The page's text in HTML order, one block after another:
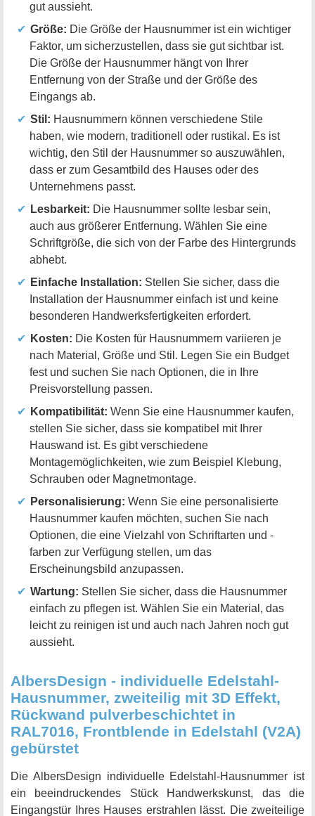
gut aussieht.
Größe: Die Größe der Hausnummer ist ein wichtiger
Faktor, um sicherzustellen, dass sie gut sichtbar ist.
Die Größe der Hausnummer hängt von Ihrer
Entfernung von der Straße und der Größe des
Eingangs ab.
Stil: Hausnummern können verschiedene Stile
haben, wie modern, traditionell oder rustikal. Es ist
wichtig, den Stil der Hausnummer so auszuwählen,
dass er zum Gesamtbild des Hauses oder des
Unternehmens passt.
Lesbarkeit: Die Hausnummer sollte lesbar sein,
auch aus größerer Entfernung. Wählen Sie eine
Schriftgröße, die sich von der Farbe des Hintergrunds
abhebt.
Einfache Installation: Stellen Sie sicher, dass die
Installation der Hausnummer einfach ist und keine
besonderen Handwerksfertigkeiten erfordert.
Kosten: Die Kosten für Hausnummern variieren je
nach Material, Größe und Stil. Legen Sie ein Budget
fest und suchen Sie nach Optionen, die in Ihre
Preisvorstellung passen.
Kompatibilität: Wenn Sie eine Hausnummer kaufen,
stellen Sie sicher, dass sie kompatibel mit Ihrer
Hauswand ist. Es gibt verschiedene
Montagemöglichkeiten, wie zum Beispiel Klebung,
Schrauben oder Magnetmontage.
Personalisierung: Wenn Sie eine personalisierte
Hausnummer kaufen möchten, suchen Sie nach
Optionen, die eine Vielzahl von Schriftarten und -
farben zur Verfügung stellen, um das
Erscheinungsbild anzupassen.
Wartung: Stellen Sie sicher, dass die Hausnummer
einfach zu pflegen ist. Wählen Sie ein Material, das
leicht zu reinigen ist und auch nach Jahren noch gut
aussieht.
AlbersDesign - individuelle Edelstahl-
Hausnummer, zweiteilig mit 3D Effekt,
Rückwand pulverbeschichtet in
RAL7016, Frontblende in Edelstahl (V2A)
gebürstet
Die AlbersDesign individuelle Edelstahl-Hausnummer ist
ein beeindruckendes Stück Handwerkskunst, das die
Eingangstür Ihres Hauses erstrahlen lässt. Die zweiteilige